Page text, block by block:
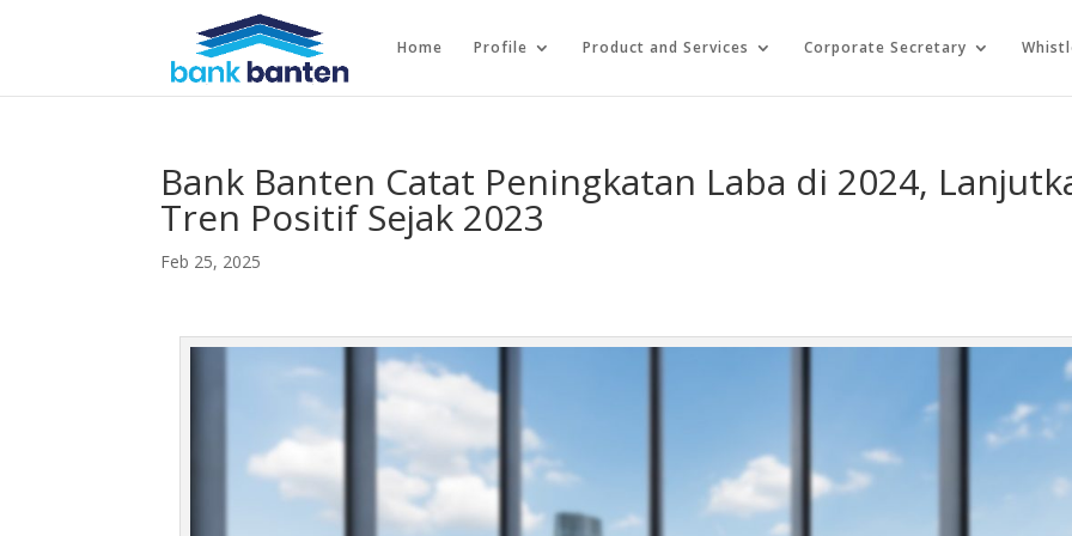
Home Profile Product and Services Corporate Secretary
Bank Banten Catat Peningkatan Laba di 2024,
Tren Positif Sejak 2023
Feb 25, 2025